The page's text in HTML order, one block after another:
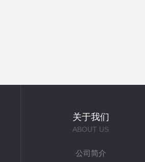
关于我们
ABOUT US
公司简介